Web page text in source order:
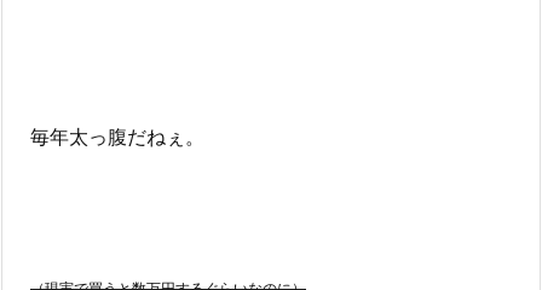
毎年太っ腹だねぇ。